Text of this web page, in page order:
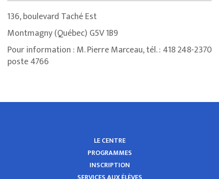
136, boulevard Taché Est
Montmagny (Québec) G5V 1B9
Pour information : M. Pierre Marceau, tél. : 418 248-2370
poste 4766
LE CENTRE
PROGRAMMES
INSCRIPTION